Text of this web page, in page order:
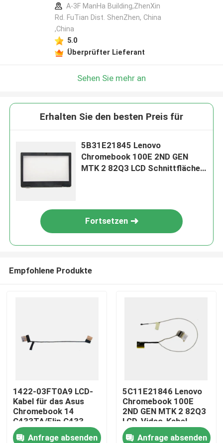
Nach Hause
A-3F ManHa Building,ZhenXin
Rd. FuTian Dist. ShenZhen, China
,China
5.0
Überprüfter Lieferant
Sehen Sie mehr an
Erhalten Sie den besten Preis für
5B31E21845 Lenovo
Chromebook 100E 2ND GEN
MTK 2 82Q3 LCD Schnittfläche
Fortsetzen
Empfohlene Produkte
1422-03FT0A9 LCD-
Kabel für das Asus
Chromebook 14
C433TA/Flip C433
Anfrage absenden
5C11E21846 Lenovo
Chromebook 100E
2ND GEN MTK 2 82Q3
LCD-Video-Kabel
Anfrage absenden